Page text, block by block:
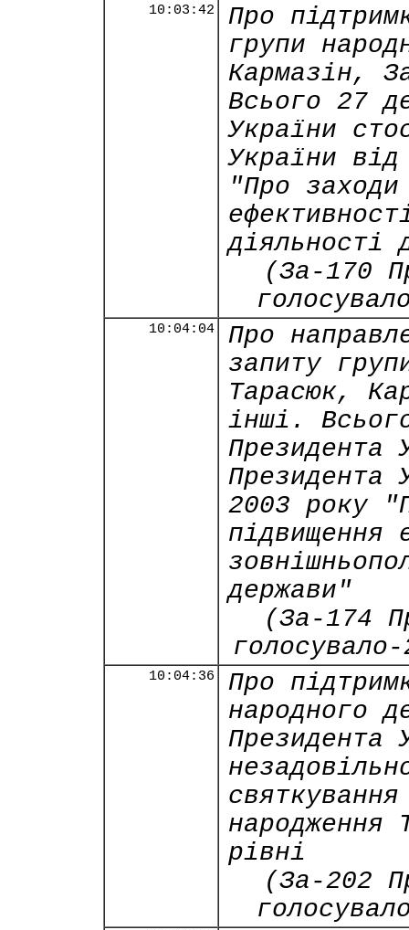
10:03:42
Про
групи
Кармазін,
Всього 27
України
України
"Про заходи
діяльності
(За-170
10:04:04
Про
запиту
Тарасюк,
інші.
Президента
Президента
2003 року
підвищення
держави"
(За-174
10:04:36
Про
народного
Президента
народження
рівні
(За-202